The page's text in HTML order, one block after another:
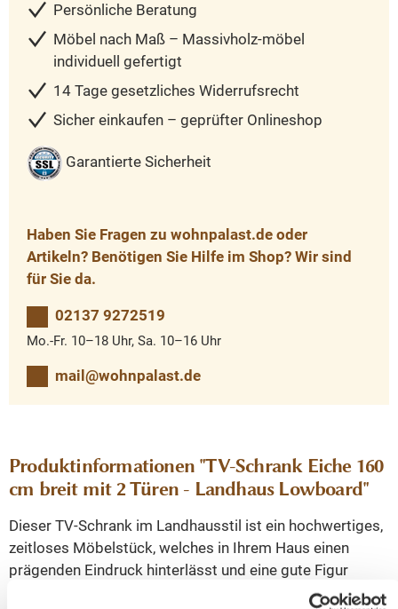
Persönliche Beratung
Möbel nach Maß – Massivholz-möbel
individuell gefertigt
14 Tage gesetzliches Widerrufsrecht
Sicher einkaufen – geprüfter Onlineshop
Garantierte Sicherheit
Haben Sie Fragen zu wohnpalast.de oder
Artikeln? Benötigen Sie Hilfe im Shop? Wir sind
für Sie da.
02137 9272519
Mo.-Fr. 10–18 Uhr, Sa. 10–16 Uhr
mail@wohnpalast.de
Produktinformationen "TV-Schrank Eiche 160
cm breit mit 2 Türen - Landhaus Lowboard"
Dieser TV-Schrank im Landhausstil ist ein hochwertiges,
zeitloses Möbelstück, welches in Ihrem Haus einen
prägenden Eindruck hinterlässt und eine gute Figur
macht. Dieses Möbelstück vereint auf elegante Weise